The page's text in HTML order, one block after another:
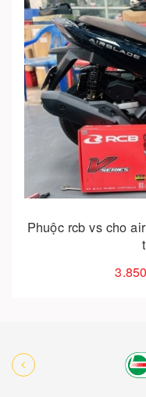
Phuộc rcb vs cho